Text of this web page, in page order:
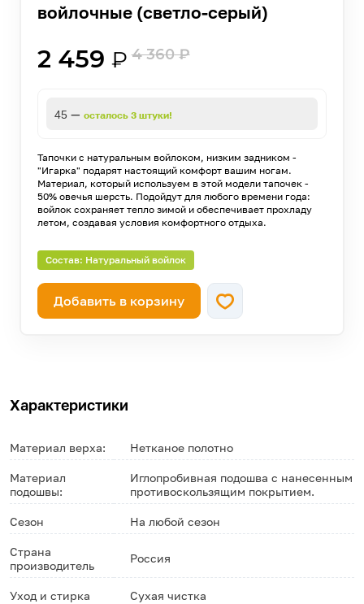
войлочные (светло-серый)
2 459 ₽ 4 360₽
45 — осталось 3 штуки!
Тапочки с натуральным войлоком, низким задником -
"Игарка" подарят настоящий комфорт вашим ногам.
Материал, который используем в этой модели тапочек -
50% овечья шерсть. Подойдут для любого времени года:
войлок сохраняет тепло зимой и обеспечивает прохладу
летом, создавая условия комфортного отдыха.
Состав: Натуральный войлок
Добавить в корзину
Характеристики
Материал верха: Нетканое полотно
Материал
подошвы:
Иглопробивная подошва с нанесенным
противоскользящим покрытием.
Сезон На любой сезон
Страна
производитель
Россия
Уход и стирка Сухая чистка